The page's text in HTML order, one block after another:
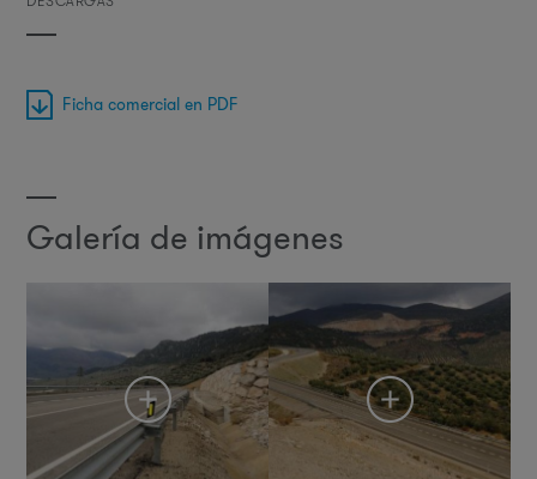
Ficha comercial en PDF
Galería de imágenes